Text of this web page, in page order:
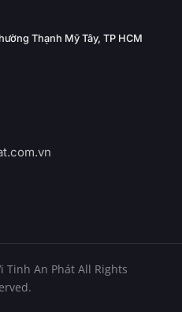
Thạnh Mỹ Tây, TP HCM
Tinh An Phát All Rights